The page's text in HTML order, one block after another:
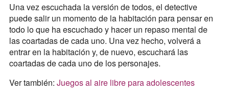
Una vez escuchada la versión de todos, el detective
puede salir un momento de la habitación para pensar en
todo lo que ha escuchado y hacer un repaso mental de
las coartadas de cada uno. Una vez hecho, volverá a
entrar en la habitación y, de nuevo, escuchará las
coartadas de cada uno de los personajes.
Ver también: Juegos al aire libre para adolescentes